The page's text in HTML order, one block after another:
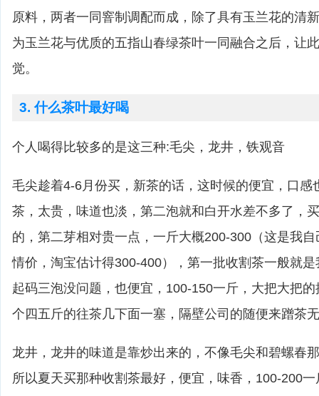
原料，两者一同窨制调配而成，除了具有玉兰花的清
为玉兰花与优质的五指山春绿茶叶一同融合之后，让
觉。
3. 什么茶叶最好喝
个人喝得比较多的是这三种:毛尖，龙井，铁观音
毛尖趁着4-6月份买，新茶的话，这时候的便宜，口感
茶，太贵，味道也淡，第二泡就和白开水差不多了，
的，第二芽相对贵一点，一斤大概200-300（这是我
情价，淘宝估计得300-400），第一批收割茶一般就
起码三泡没问题，也便宜，100-150一斤，大把大把
个四五斤的往茶几下面一塞，隔壁公司的随便来蹭茶
龙井，龙井的味道是靠炒出来的，不像毛尖和碧螺春
所以夏天买那种收割茶最好，便宜，味香，100-200